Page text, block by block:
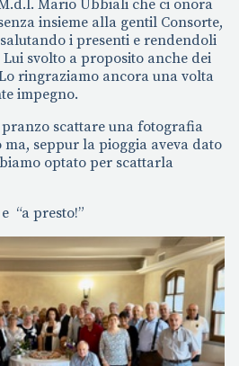
Mario Ubbiali che ci onora
insieme alla gentil Consorte,
i presenti e rendendoli
svolto a proposito anche dei
ringraziamo ancora una volta
impegno.
scattare una fotografia
seppur la pioggia aveva dato
optato per scattarla
“a presto!”